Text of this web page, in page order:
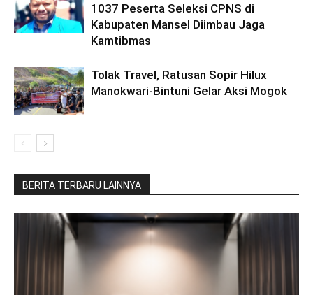
1037 Peserta Seleksi CPNS di
Kabupaten Mansel Diimbau Jaga
Kamtibmas
Tolak Travel, Ratusan Sopir Hilux
Manokwari-Bintuni Gelar Aksi Mogok
BERITA TERBARU LAINNYA